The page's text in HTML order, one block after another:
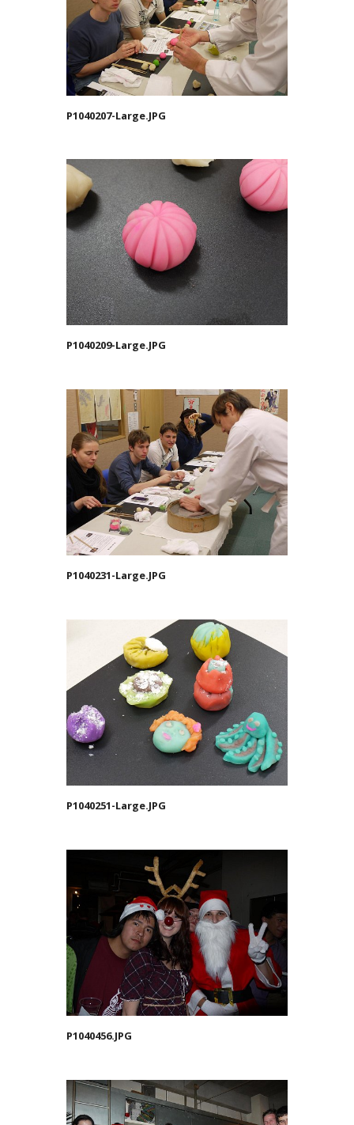
P1040207-Large.JPG
P1040209-Large.JPG
P1040231-Large.JPG
P1040251-Large.JPG
P1040456.JPG